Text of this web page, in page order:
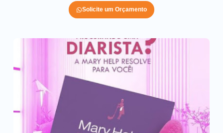
Solicite um Orçamento